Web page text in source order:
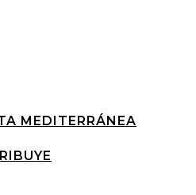
MEDITERRÁNEA